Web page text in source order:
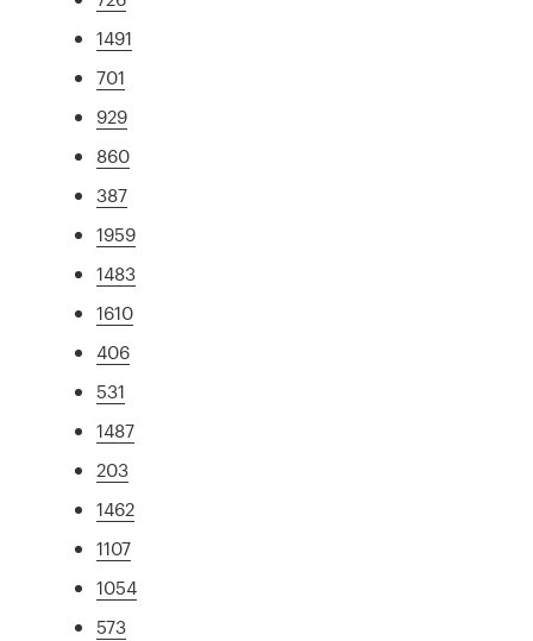
1491
701
929
860
387
1959
1483
1610
406
531
1487
203
1462
1107
1054
573